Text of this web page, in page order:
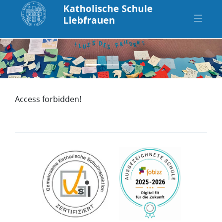
zurück
Access forbidden!